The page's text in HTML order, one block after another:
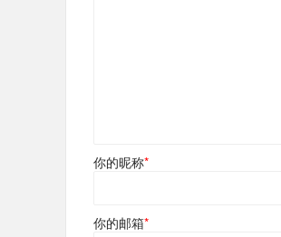
你的昵称*
你的邮箱*